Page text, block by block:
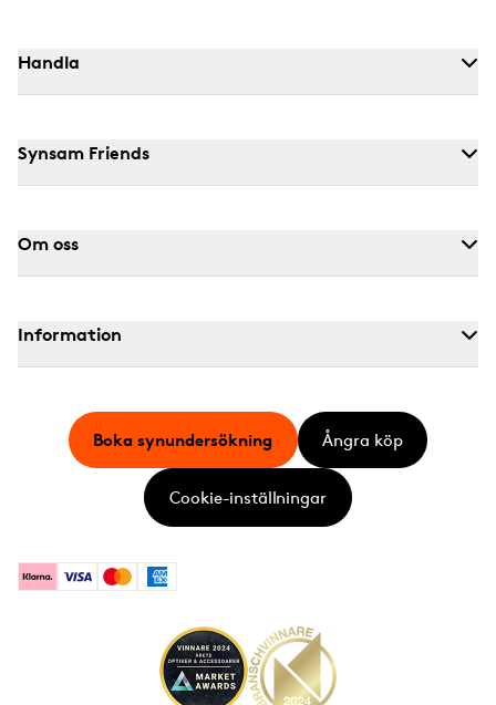
Handla
Synsam Friends
Om oss
Information
KlarnaVisa MastercardAmerican Express
Boka synundersökning Ångra köp
Cookie-inställningar